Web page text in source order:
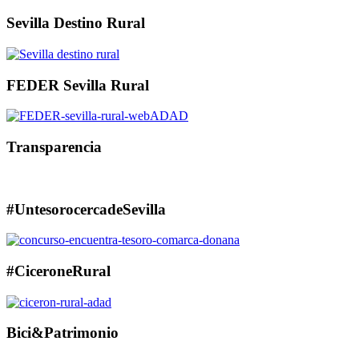
Sevilla Destino Rural
FEDER Sevilla Rural
Transparencia
#UntesorocercadeSevilla
#CiceroneRural
Bici&Patrimonio